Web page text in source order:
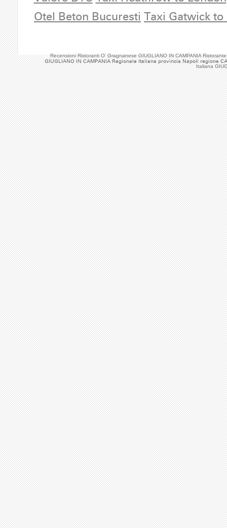
Recensioni Ristoranti O' Gragnanese GIUGLIANO IN CAMPANIA
GIUGLIANO IN CAMPANIA Regionale Italiana provincia Napoli regione
Italiana
Otel Beton Bucuresti Taxi Gatwick to